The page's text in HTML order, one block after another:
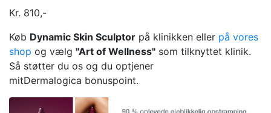
Kr. 810,-
Køb Dynamic Skin Sculptor​ på klinikken eller på vores
shop og vælg "Art of Wellness" som tilknyttet klinik.
Så støtter du os og du optjener
mitDermalogica bonuspoint.